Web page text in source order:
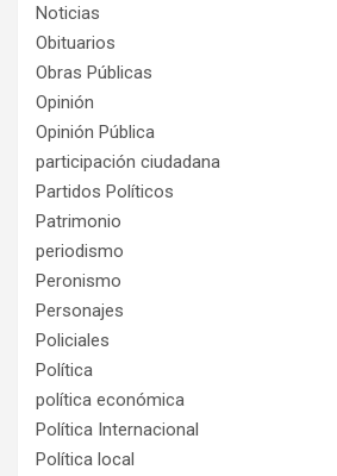
Noticias
Obituarios
Obras Públicas
Opinión
Opinión Pública
participación ciudadana
Partidos Políticos
Patrimonio
periodismo
Peronismo
Personajes
Policiales
Política
política económica
Política Internacional
Política local